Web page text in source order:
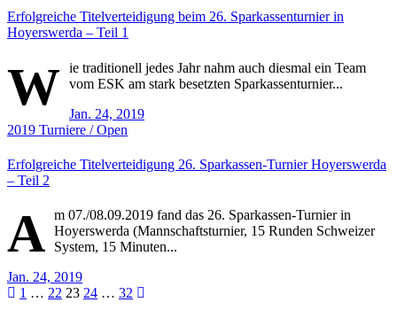
Erfolgreiche Titelverteidigung beim 26. Sparkassenturnier in
Hoyerswerda – Teil 1
W
ie traditionell jedes Jahr nahm auch diesmal ein Team
vom ESK am stark besetzten Sparkassenturnier...
Jan. 24, 2019
2019 Turniere / Open
Erfolgreiche Titelverteidigung 26. Sparkassen-Turnier Hoyerswerda
– Teil 2
A m 07./08.09.2019 fand das 26. Sparkassen-Turnier in
Hoyerswerda (Mannschaftsturnier, 15 Runden Schweizer
System, 15 Minuten...
Jan. 24, 2019
Seitennummerierung
1 … 22 23 24 … 32